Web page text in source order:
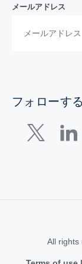
メールアドレス
フォローする
All rights